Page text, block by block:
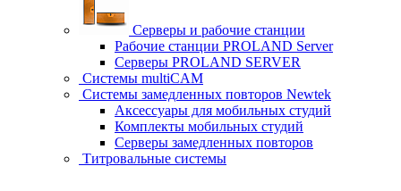
Серверы и рабочие станции
Рабочие станции PROLAND Server
Серверы PROLAND SERVER
Системы multiCAM
Системы замедленных повторов Newtek
Аксессуары для мобильных студий
Комплекты мобильных студий
Серверы замедленных повторов
Титровальные системы